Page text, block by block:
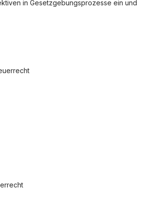
in Gesetzgebungsprozesse ein und